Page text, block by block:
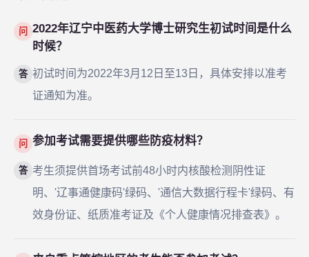
问
2022年辽宁中医药大学博士研究生初试时间是什么
时候？
答 初试时间为2022年3月12日至13日，具体安排以准考
证通知为准。
问 参加考试需要提供哪些防疫材料？
答 考生须提供首场考试前48小时内核酸检测阴性证
明、'辽事通健康码'绿码、'通信大数据行程卡'绿码、有
效身份证、纸质准考证及《个人健康情况排查表》。